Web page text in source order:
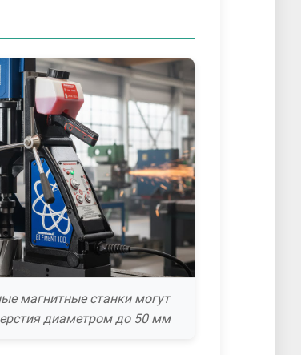
магнитные станки могут
диаметром до 50 мм